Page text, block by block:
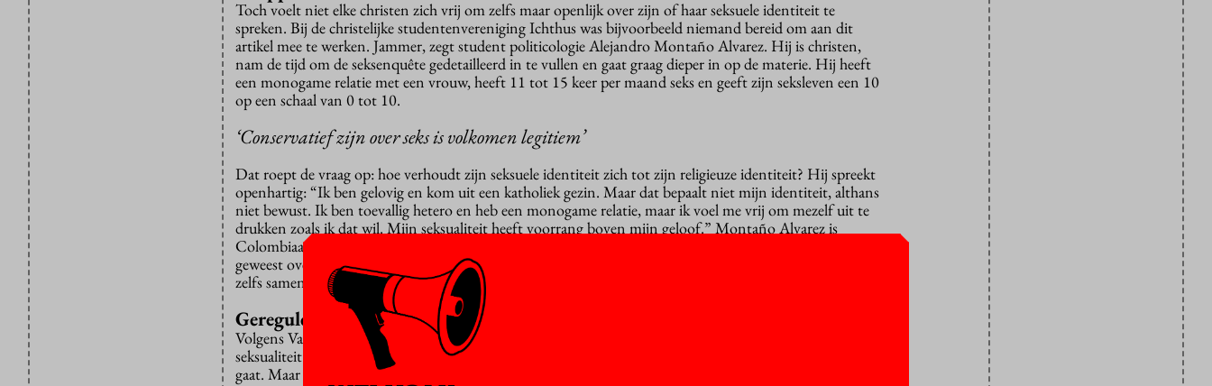
Toch voelt niet elke christen zich vrij om zelfs maar openlijk over zijn of haar seksuele identiteit te
spreken. Bij de christelijke studentenvereniging Ichthus was bijvoorbeeld niemand bereid om aan dit
artikel mee te werken. Jammer, zegt student politicologie Alejandro Montaño Alvarez. Hij is christen,
nam de tijd om de seksenquête gedetailleerd in te vullen en gaat graag dieper in op de materie. Hij heeft
een monogame relatie met een vrouw, heeft 11 tot 15 keer per maand seks en geeft zijn seksleven een 10
op een schaal van 0 tot 10.
‘Conservatief zijn over seks is volkomen legitiem’
Dat roept de vraag op: hoe verhoudt zijn seksuele identiteit zich tot zijn religieuze identiteit? Hij spreekt
openhartig: “Ik ben gelovig en kom uit een katholiek gezin. Maar dat bepaalt niet mijn identiteit, althans
niet bewust. Ik ben toevallig hetero en heb een monogame relatie, maar ik voel me vrij om mezelf uit te
drukken zoals ik dat wil. Mijn seksualiteit heeft voorrang boven mijn geloof.” Montaño Alvarez is
Colombiaan en legt uit dat religie een grote rol speelt in zijn cultuur. “Toch zijn mijn ouders altijd open
geweest over seks. We hebben goede gesprekken gehad toen mijn seksleven begon, en nu maken we er
zelfs samen grapjes over.”
Gereguleerde seksualiteit
Volgens Van den Berg heeft het christendom “behoorlijk wat schade aangericht” door de manier waarop
seksualiteit is gereguleerd. En ook binnen andere religies is er vaak een botsing als het om seksualiteit
gaat. Maar ze benadrukt dat zelfs in seculiere contexten seksualiteit en seksuele identiteit altijd